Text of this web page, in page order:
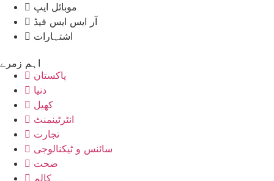
موبائل ایپ
آر ایس ایس فیڈ
اشتہارات
اہم زمرے
پاکستان
دنیا
کھیل
انٹرٹینمنٹ
تجارت
سائنس و ٹیکنالوجی
صحت
کالم